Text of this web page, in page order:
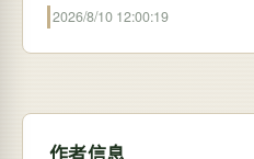
2026/8/10 12:00:19
作者信息